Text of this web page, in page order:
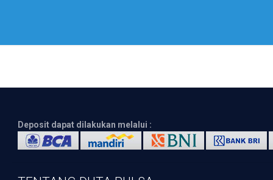
Deposit dapat dilakukan melalui :